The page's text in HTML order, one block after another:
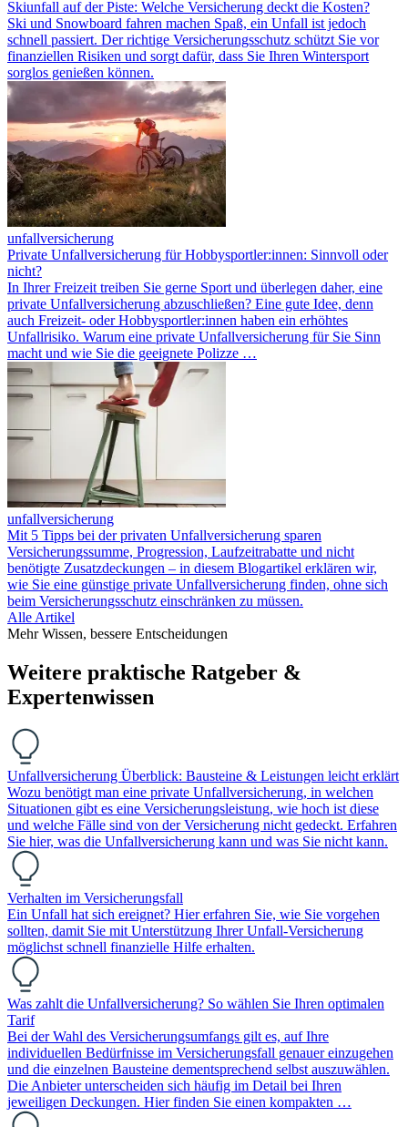
Skiunfall auf der Piste: Welche Versicherung deckt die Kosten?
Ski und Snowboard fahren machen Spaß, ein Unfall ist jedoch
schnell passiert. Der richtige Versicherungsschutz schützt Sie vor
finanziellen Risiken und sorgt dafür, dass Sie Ihren Wintersport
sorglos genießen können.
unfallversicherung
Private Unfallversicherung für Hobbysportler:innen: Sinnvoll oder
nicht?
In Ihrer Freizeit treiben Sie gerne Sport und überlegen daher, eine
private Unfallversicherung abzuschließen? Eine gute Idee, denn
auch Freizeit- oder Hobbysportler:innen haben ein erhöhtes
Unfallrisiko. Warum eine private Unfallversicherung für Sie Sinn
macht und wie Sie die geeignete Polizze …
unfallversicherung
Mit 5 Tipps bei der privaten Unfallversicherung sparen
Versicherungssumme, Progression, Laufzeitrabatte und nicht
benötigte Zusatzdeckungen – in diesem Blogartikel erklären wir,
wie Sie eine günstige private Unfallversicherung finden, ohne sich
beim Versicherungsschutz einschränken zu müssen.
Alle Artikel
Mehr Wissen, bessere Entscheidungen
Weitere praktische Ratgeber &
Expertenwissen
Unfallversicherung Überblick: Bausteine & Leistungen leicht erklärt
Wozu benötigt man eine private Unfallversicherung, in welchen
Situationen gibt es eine Versicherungsleistung, wie hoch ist diese
und welche Fälle sind von der Versicherung nicht gedeckt. Erfahren
Sie hier, was die Unfallversicherung kann und was Sie nicht kann.
Verhalten im Versicherungsfall
Ein Unfall hat sich ereignet? Hier erfahren Sie, wie Sie vorgehen
sollten, damit Sie mit Unterstützung Ihrer Unfall-Versicherung
möglichst schnell finanzielle Hilfe erhalten.
Was zahlt die Unfallversicherung? So wählen Sie Ihren optimalen
Tarif
Bei der Wahl des Versicherungsumfangs gilt es, auf Ihre
individuellen Bedürfnisse im Versicherungsfall genauer einzugehen
und die einzelnen Bausteine dementsprechend selbst auszuwählen.
Die Anbieter unterscheiden sich häufig im Detail bei Ihren
jeweiligen Deckungen. Hier finden Sie einen kompakten …